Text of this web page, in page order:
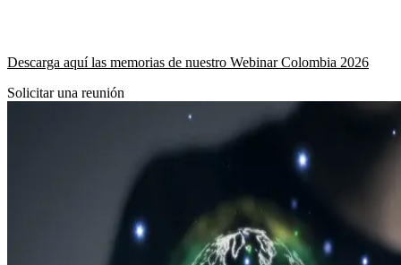
Descarga aquí las memorias de nuestro Webinar Colombia 2026
Solicitar una reunión